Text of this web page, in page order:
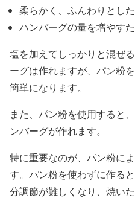
柔らかく、ふんわりとし
ハンバーグの量を増やす
塩を加えてしっかりと混ぜ
ーグは作れますが、パン粉
簡単になります。
また、パン粉を使用すると
ンバーグが作れます。
特に重要なのが、パン粉に
す。パン粉を使わずに作る
分調節が難しくなり、焼い